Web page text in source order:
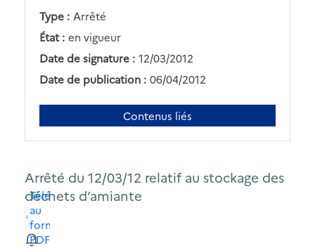
Type : Arrêté
État : en vigueur
Date de signature : 12/03/2012
Date de publication : 06/04/2012
Contenus liés
Arrêté du 12/03/12 relatif au stockage des
déchets d’amiante
Télécharger
au
format
PDF